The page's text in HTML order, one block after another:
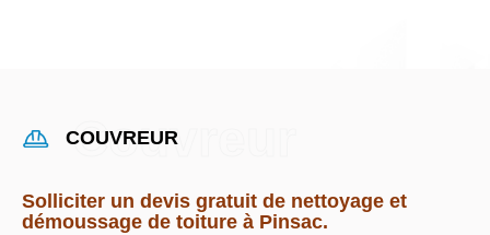
COUVREUR
Solliciter un devis gratuit de nettoyage et
démoussage de toiture à Pinsac.